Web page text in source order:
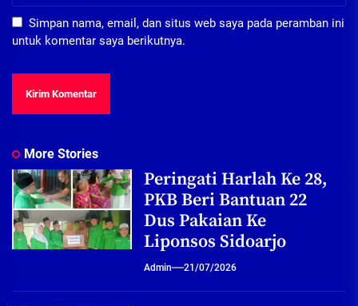
Simpan nama, email, dan situs web saya pada peramban ini
untuk komentar saya berikutnya.
More Stories
Peringati Harlah Ke 28,
PKB Beri Bantuan 22
Dus Pakaian Ke
Liponsos Sidoarjo
Admin 21/07/2026